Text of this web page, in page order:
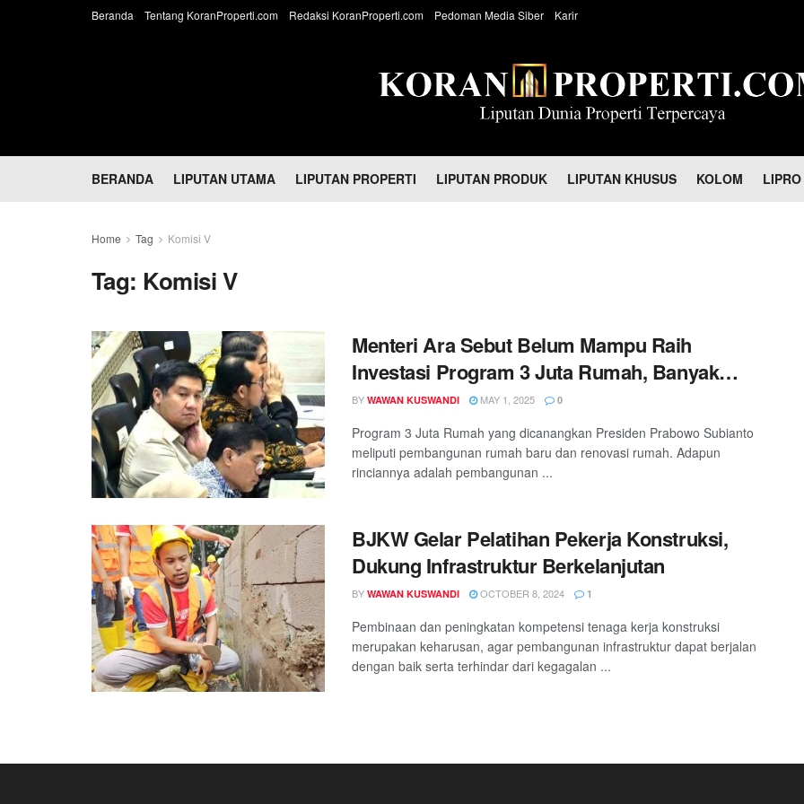
Beranda Tentang KoranProperti.com Redaksi KoranProperti.com Pedoman Media Siber Karir
BERANDA LIPUTAN UTAMA LIPUTAN PROPERTI LIPUTAN PRODUK LIPUTAN KHUSUS KOLOM
Home Tag Komisi V
Tag: Komisi V
Menteri Ara Sebut Belum Mampu Raih
Investasi Program 3 Juta Rumah, Banyak
Ngoceh Doang…!!!
BY WAWAN KUSWANDI MAY 1, 2025 0
Program 3 Juta Rumah yang dicanangkan Presiden Prabowo Subianto
meliputi pembangunan rumah baru dan renovasi rumah. Adapun
rinciannya adalah pembangunan ...
BJKW Gelar Pelatihan Pekerja Konstruksi,
Dukung Infrastruktur Berkelanjutan
BY WAWAN KUSWANDI OCTOBER 8, 2024 1
Pembinaan dan peningkatan kompetensi tenaga kerja konstruksi
merupakan keharusan, agar pembangunan infrastruktur dapat berjalan
dengan baik serta terhindar dari kegagalan ...